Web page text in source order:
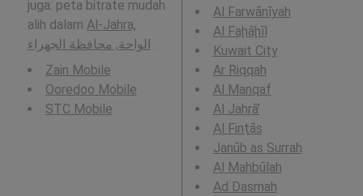
juga: peta bitrate mudah
alih dalam Al-Jahra,
الواحة, محافظة الجهراء .
Zain Mobile
Ooredoo Mobile
STC Mobile
Al Farwānīyah
Al Faḩāḩīl
Kuwait City
Ar Riqqah
Al Manqaf
Al Jahrā’
Al Finţās
Janūb as Surrah
Al Mahbūlah
Ad Dasmah